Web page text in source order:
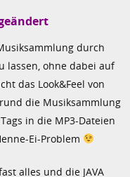
durch
lassen, ohne dabei auf
das Look&Feel von
die Musiksammlung
in die MP3-Dateien
Ei-Problem
alles und die JAVA